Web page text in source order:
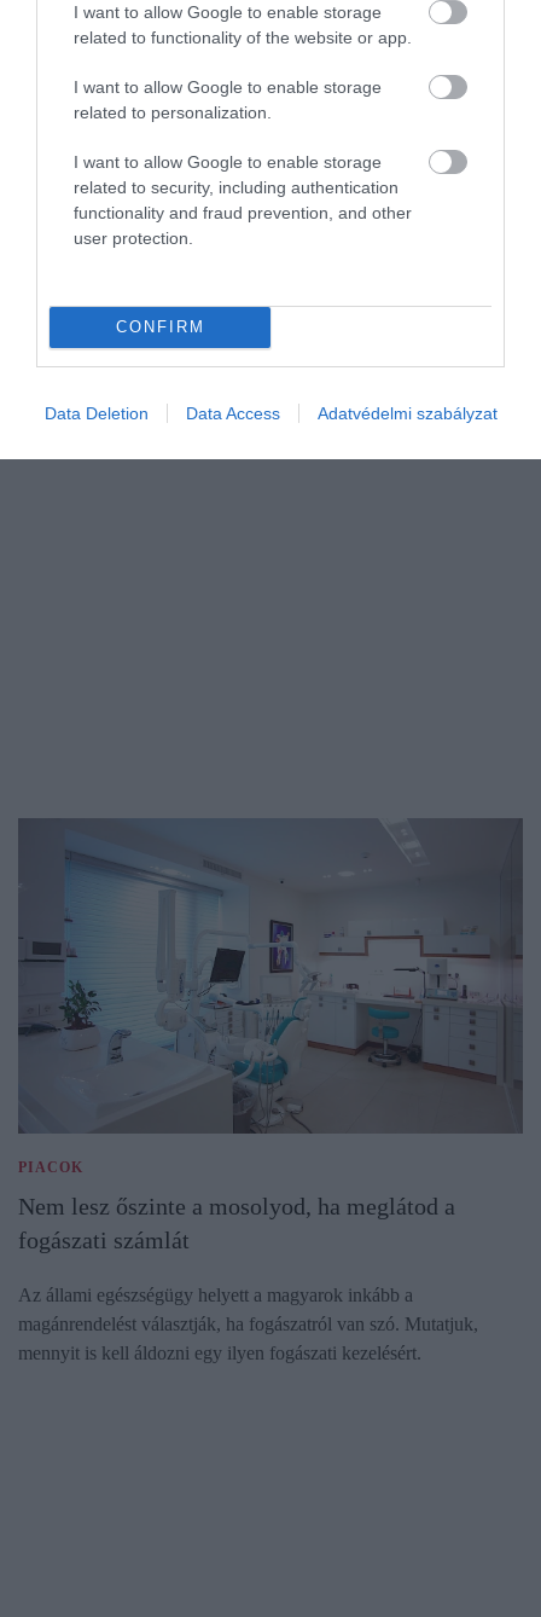
I want to allow Google to enable storage
related to functionality of the website or app.
I want to allow Google to enable storage
related to personalization.
I want to allow Google to enable storage
related to security, including authentication
functionality and fraud prevention, and other
user protection.
CONFIRM
Data Deletion Data Access Adatvédelmi szabályzat
Fognövesztő gyógyszeren dolgoznak a japánok
ki fogják próbálni. A szakértők szerint a találmány áttörést hozhat
PIACOK
Nem lesz őszinte a mosolyod, ha meglátod a
fogászati számlát
Az állami egészségügy helyett a magyarok inkább a
magánrendelést választják, ha fogászatról van szó. Mutatjuk,
mennyit is kell áldozni egy ilyen fogászati kezelésért.